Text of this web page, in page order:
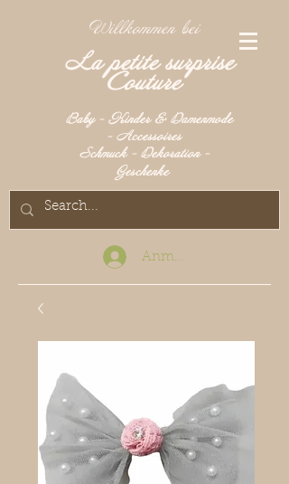
Willkommen bei
La petite surprise
Couture
Baby - Kinder & Damenmode
- Accessoires
Schmuck - Dekoration -
Geschenke
Anmelden